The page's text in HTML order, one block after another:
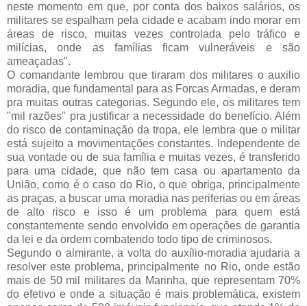
neste momento em que, por conta dos baixos salários, os
militares se espalham pela cidade e acabam indo morar em
áreas de risco, muitas vezes controlada pelo tráfico e
milícias, onde as famílias ficam vulneráveis e são
ameaçadas".
O comandante lembrou que tiraram dos militares o auxilio
moradia, que fundamental para as Forcas Armadas, e deram
pra muitas outras categorias. Segundo ele, os militares tem
"mil razões" pra justificar a necessidade do benefício. Além
do risco de contaminação da tropa, ele lembra que o militar
está sujeito a movimentações constantes. Independente de
sua vontade ou de sua família e muitas vezes, é transferido
para uma cidade, que não tem casa ou apartamento da
União, como é o caso do Rio, o que obriga, principalmente
as praças, a buscar uma moradia nas periferias ou em áreas
de alto risco e isso é um problema para quem está
constantemente sendo envolvido em operações de garantia
da lei e da ordem combatendo todo tipo de criminosos.
Segundo o almirante, a volta do auxílio-moradia ajudaria a
resolver este problema, principalmente no Rio, onde estão
mais de 50 mil militares da Marinha, que representam 70%
do efetivo e onde a situação é mais problemática, existem